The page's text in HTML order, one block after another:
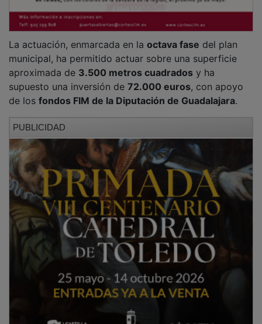
municipal, ha permitido actuar sobre una superficie
aproximada de3.500 metros cuadrados y ha
supuesto una inversión de72.000 euros, con apoyo
de losfondos FIM de la Diputación de Guadalajara.